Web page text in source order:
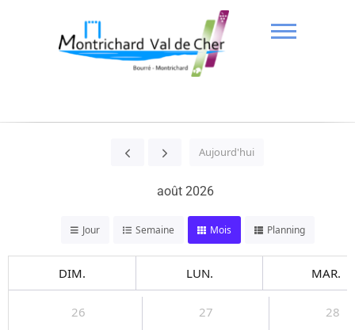
Aujourd'hui
août 2026
Jour Semaine Mois Planning
DIM. LUN. MAR.
26 27 28